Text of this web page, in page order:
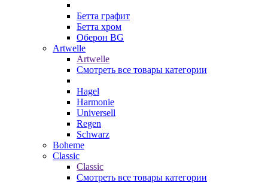
Бетта графит
Бетта хром
Оберон BG
Artwelle
Artwelle
Смотреть все товары категории
Hagel
Harmonie
Universell
Regen
Schwarz
Boheme
Classic
Classic
Смотреть все товары категории